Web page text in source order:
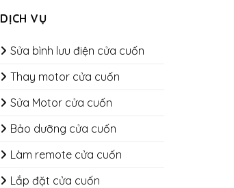
DỊCH VỤ
Sửa bình lưu điện cửa cuốn
Thay motor cửa cuốn
Sửa Motor cửa cuốn
Bảo dưỡng cửa cuốn
​​​​​​​Làm remote cửa cuốn
Lắp đặt cửa cuốn